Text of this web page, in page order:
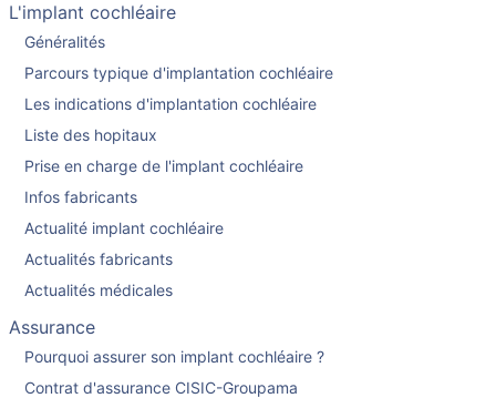
L'implant cochléaire
Généralités
Parcours typique d'implantation cochléaire
Les indications d'implantation cochléaire
Liste des hopitaux
Prise en charge de l'implant cochléaire
Infos fabricants
Actualité implant cochléaire
Actualités fabricants
Actualités médicales
Assurance
Pourquoi assurer son implant cochléaire ?
Contrat d'assurance CISIC-Groupama